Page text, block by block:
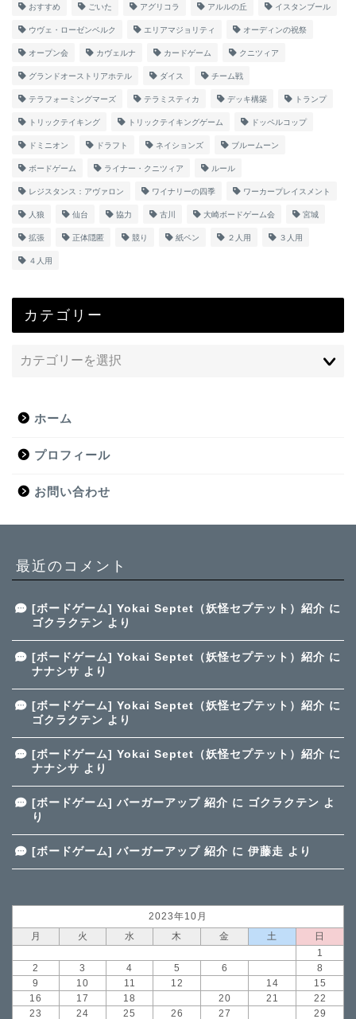
おすすめ ごいた アグリコラ アルルの丘 イスタンブール
ウヴェ・ローゼンベルク エリアマジョリティ オーディンの祝祭
オープン会 カヴェルナ カードゲーム クニツィア
グランドオーストリアホテル ダイス チーム戦
テラフォーミングマーズ テラミスティカ デッキ構築 トランプ
トリックテイキング トリックテイキングゲーム ドッペルコップ
ドミニオン ドラフト ネイションズ ブルームーン
ボードゲーム ライナー・クニツィア ルール
レジスタンス：アヴァロン ワイナリーの四季 ワーカープレイスメント
人狼 仙台 協力 古川 大崎ボードゲーム会 宮城
拡張 正体隠匿 競り 紙ペン ２人用 ３人用
４人用
カテゴリー
ホーム
プロフィール
お問い合わせ
最近のコメント
[ボードゲーム] Yokai Septet（妖怪セプテット）紹介 に
ゴクラクテン より
[ボードゲーム] Yokai Septet（妖怪セプテット）紹介 に
ナナシサ より
[ボードゲーム] Yokai Septet（妖怪セプテット）紹介 に
ゴクラクテン より
[ボードゲーム] Yokai Septet（妖怪セプテット）紹介 に
ナナシサ より
[ボードゲーム] バーガーアップ 紹介 に ゴクラクテン よ
り
[ボードゲーム] バーガーアップ 紹介 に 伊藤走 より
2023年10月
月
火 水 木 金 土
日
1
2
3 4 5 6
8
9
10 11 12 14
15
16
17 18 20 21
22
23
24 25 26 27 29